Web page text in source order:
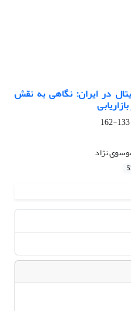
در ایران: نگاهی به نقش
133-162
نژاد